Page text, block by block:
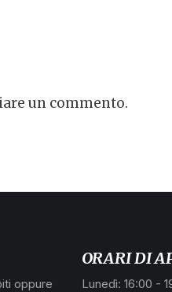
un commento.
oppure
ORARI DI
Lunedì: 16:00 -